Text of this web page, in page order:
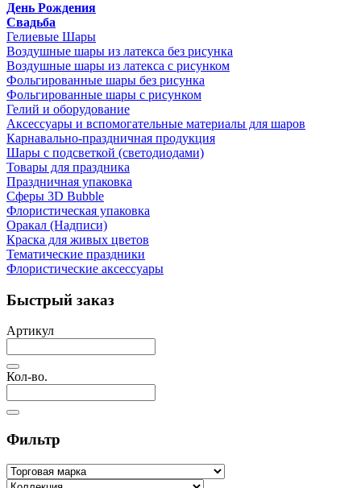
День Рождения
Свадьба
Гелиевые Шары
Воздушные шары из латекса без рисунка
Воздушные шары из латекса с рисунком
Фольгированные шары без рисунка
Фольгированные шары с рисунком
Гелий и оборудование
Аксессуары и вспомогательные материалы для шаров
Карнавально-праздничная продукция
Шары с подсветкой (светодиодами)
Товары для праздника
Праздничная упаковка
Сферы 3D Bubble
Флористическая упаковка
Оракал (Надписи)
Краска для живых цветов
Тематические праздники
Флористические аксессуары
Быстрый заказ
Артикул
Кол-во.
Фильтр